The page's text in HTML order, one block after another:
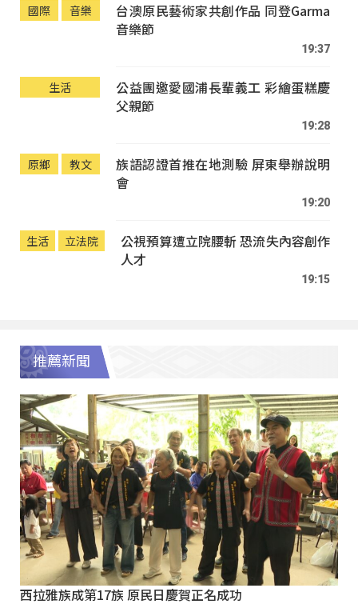
國際 音樂
台澳原民藝術家共創作品 同登Garma
音樂節
19:37
生活
公益團邀愛國浦長輩義工 彩繪蛋糕慶
父親節
19:28
原鄉 教文
族語認證首推在地測驗 屏東舉辦說明
會
19:20
生活 立法院
公視預算遭立院腰斬 恐流失內容創作
人才
19:15
推薦新聞
西拉雅族成第17族 原民日慶賀正名成功